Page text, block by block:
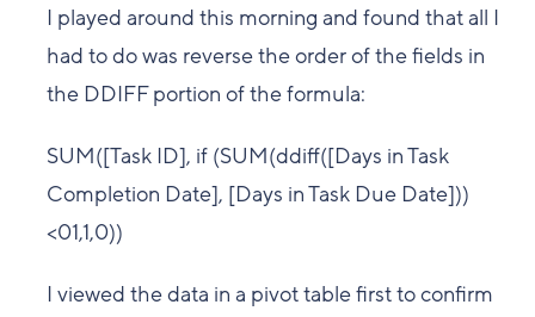
I played around this morning and found that all I
had to do was reverse the order of the fields in
the DDIFF portion of the formula:
SUM([Task ID], if (SUM(ddiff([Days in Task
Completion Date], [Days in Task Due Date]))
<01,1,0))
I viewed the data in a pivot table first to confirm